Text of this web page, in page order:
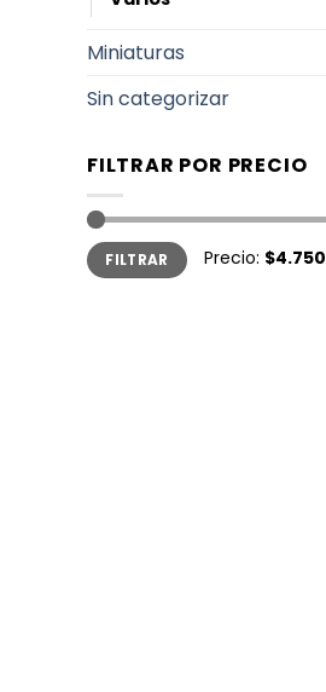
Miniaturas
Sin categorizar
FILTRAR POR PRECIO
FILTRAR Precio: $4.750